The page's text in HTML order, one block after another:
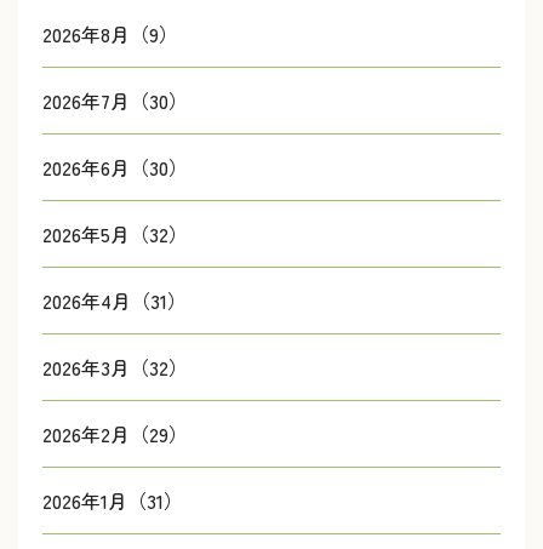
2026年8月（9）
2026年7月（30）
2026年6月（30）
2026年5月（32）
2026年4月（31）
2026年3月（32）
2026年2月（29）
2026年1月（31）